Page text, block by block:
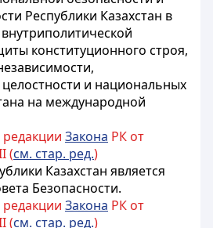
Республики Казахстан в
конституционного строя,
и национальных
на международной
Закона РК от
(см. стар. ред.)
Казахстан является
Безопасности.
Закона РК от
(см. стар. ред.)